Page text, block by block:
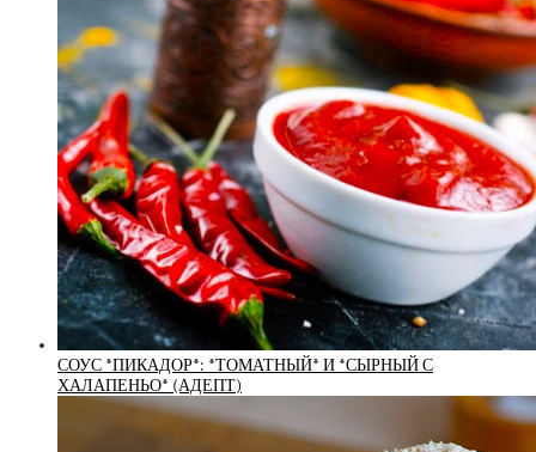
СОУС *ПИКАДОР*: *ТОМАТНЫЙ* И *СЫРНЫЙ С
ХАЛАПЕНЬО* (АДЕПТ)